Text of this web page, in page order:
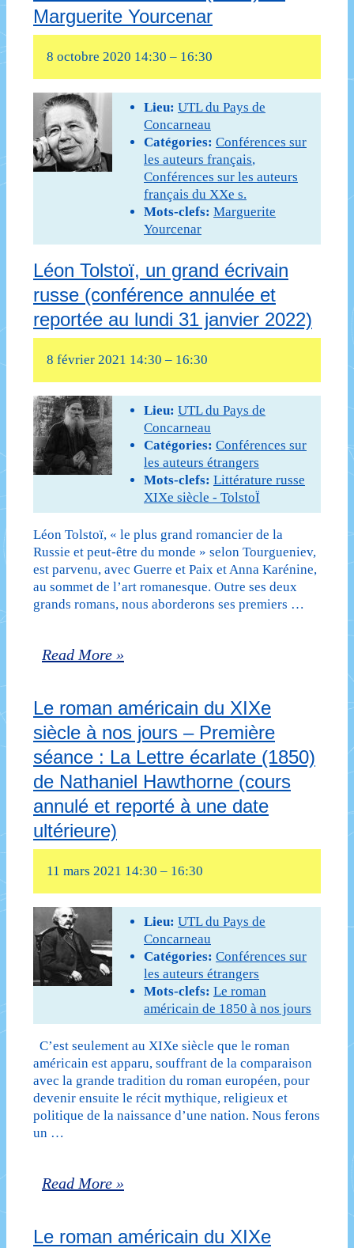
siècle
–
Les
racines
du
ciel
Gary
Marguerite Yourcenar
8 octobre 2020 14:30 – 16:30
Lieu: UTL du Pays de
Concarneau
Catégories: Conférences sur
les auteurs français,
Conférences sur les auteurs
français du XXe s.
Mots-clefs: Marguerite
Yourcenar
Léon Tolstoï, un grand écrivain
russe (conférence annulée et
reportée au lundi 31 janvier 2022)
8 février 2021 14:30 – 16:30
Lieu: UTL du Pays de
Concarneau
Catégories: Conférences sur
les auteurs étrangers
Mots-clefs: Littérature russe
XIXe siècle - TolstoÏ
Léon Tolstoï, « le plus grand romancier de la
Russie et peut-être du monde » selon Tourgueniev,
est parvenu, avec Guerre et Paix et Anna Karénine,
au sommet de l’art romanesque. Outre ses deux
grands romans, nous aborderons ses premiers …
Léon
un
grand
écrivain
russe
(conférence
annulée
reportée
au
lundi
janvier
2022)
Read More »
Le roman américain du XIXe
siècle à nos jours – Première
séance : La Lettre écarlate (1850)
de Nathaniel Hawthorne (cours
annulé et reporté à une date
ultérieure)
11 mars 2021 14:30 – 16:30
Lieu: UTL du Pays de
Concarneau
Catégories: Conférences sur
les auteurs étrangers
Mots-clefs: Le roman
américain de 1850 à nos jours
C’est seulement au XIXe siècle que le roman
américain est apparu, souffrant de la comparaison
avec la grande tradition du roman européen, pour
devenir ensuite le récit mythique, religieux et
politique de la naissance d’une nation. Nous ferons
un …
Le
américain
Read More »
Le roman américain du XIXe